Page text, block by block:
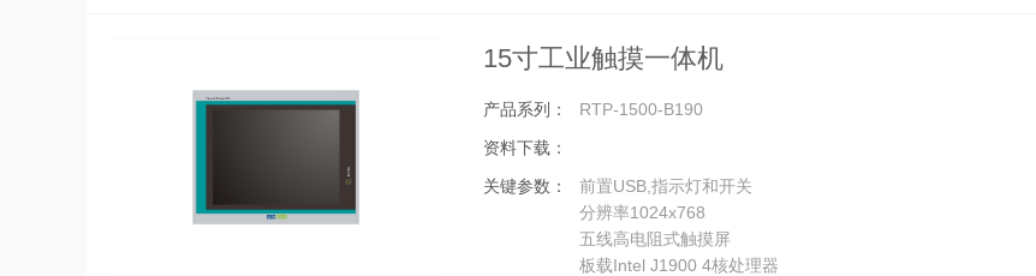
15寸工业触摸一体机
产品系列：
RTP-1500-B190
资料下载：
关键参数：
前置USB,指示灯和开关
分辨率1024x768
五线高电阻式触摸屏
板载Intel J1900 4核处理器